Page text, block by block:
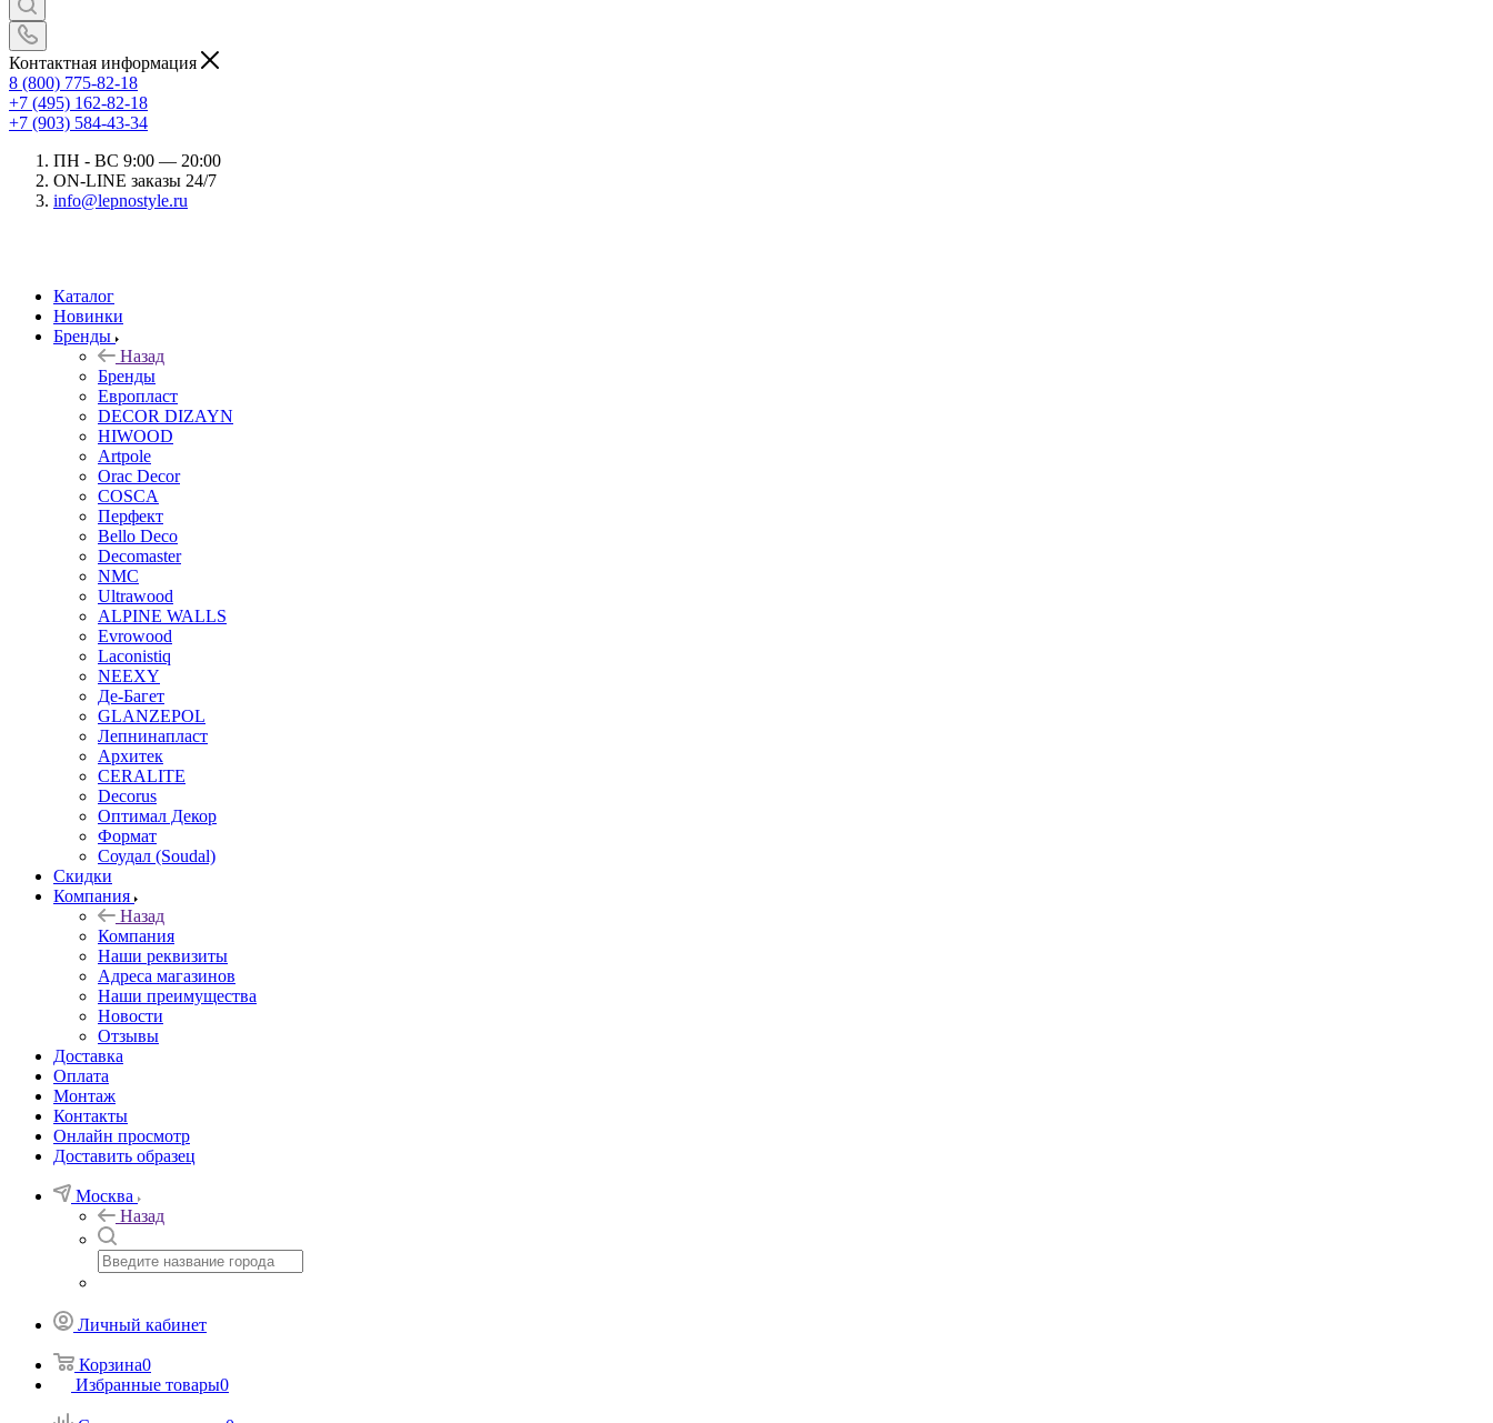
Контактная информация
8 (800) 775-82-18
+7 (495) 162-82-18
+7 (903) 584-43-34
ПН - ВС 9:00 — 20:00
ON-LINE заказы 24/7
info@lepnostyle.ru
Каталог
Новинки
Бренды
Назад
Бренды
Европласт
DECOR DIZAYN
HIWOOD
Artpole
Orac Decor
COSCA
Перфект
Bello Deco
Decomaster
NMС
Ultrawood
ALPINE WALLS
Evrowood
Laconistiq
NEEXY
Де-Багет
GLANZEPOL
Лепнинапласт
Архитек
CERALITE
Decorus
Оптимал Декор
Формат
Соудал (Soudal)
Скидки
Компания
Назад
Компания
Наши реквизиты
Адреса магазинов
Наши преимущества
Новости
Отзывы
Доставка
Оплата
Монтаж
Контакты
Онлайн просмотр
Доставить образец
Москва
Назад
Личный кабинет
Корзина0
Избранные товары0